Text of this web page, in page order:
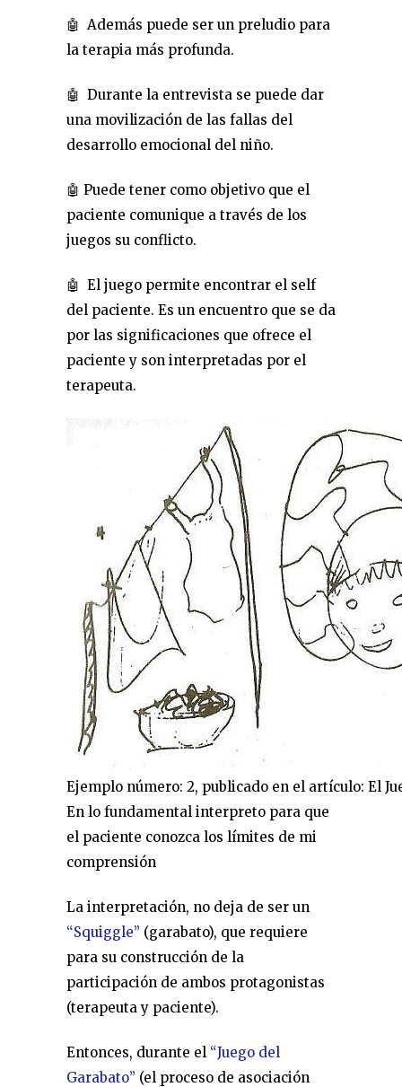
🤖 Además puede ser un preludio para
la terapia más profunda.
🤖 Durante la entrevista se puede dar
una movilización de las fallas del
desarrollo emocional del niño.
🤖 Puede tener como objetivo que el
paciente comunique a través de los
juegos su conflicto.
🤖 El juego permite encontrar el self
del paciente. Es un encuentro que se da
por las significaciones que ofrece el
paciente y son interpretadas por el
terapeuta.
Ejemplo número: 2, publicado en el artículo: El
En lo fundamental interpreto para que
el paciente conozca los límites de mi
comprensión
La interpretación, no deja de ser un
“Squiggle” (garabato), que requiere
para su construcción de la
participación de ambos protagonistas
(terapeuta y paciente).
Entonces, durante el “Juego del
Garabato” (el proceso de asociación